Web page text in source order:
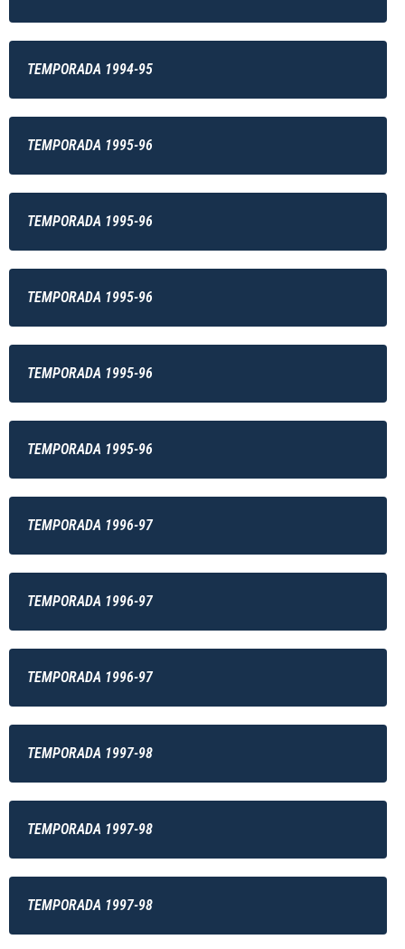
TEMPORADA 1994-95
TEMPORADA 1995-96
TEMPORADA 1995-96
TEMPORADA 1995-96
TEMPORADA 1995-96
TEMPORADA 1995-96
TEMPORADA 1996-97
TEMPORADA 1996-97
TEMPORADA 1996-97
TEMPORADA 1997-98
TEMPORADA 1997-98
TEMPORADA 1997-98